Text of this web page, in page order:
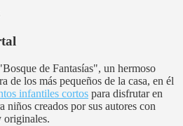
de Fantasías", un hermoso
de los más pequeños de la casa, en él
infantiles cortos para disfrutar en
niños creados por sus autores con
originales.